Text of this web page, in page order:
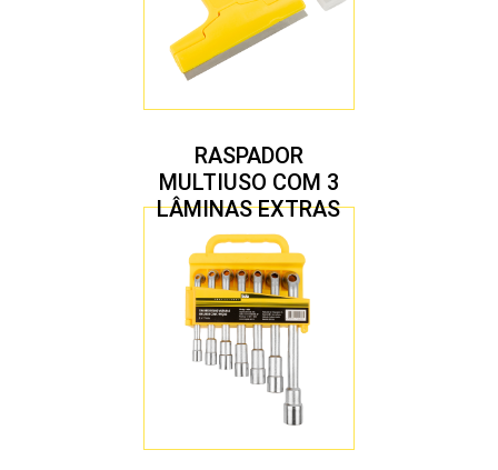
RASPADOR
MULTIUSO COM 3
LÂMINAS EXTRAS